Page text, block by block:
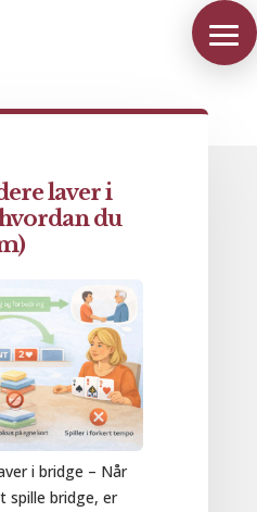
laver i
du
i bridge – Når
spille bridge, er